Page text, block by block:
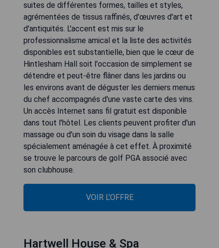
suites de différentes formes, tailles et styles,
agrémentées de tissus raffinés, d'œuvres d'art et
d'antiquités. L'accent est mis sur le
professionnalisme amical et la liste des activités
disponibles est substantielle, bien que le cœur de
Hintlesham Hall soit l'occasion de simplement se
détendre et peut-être flâner dans les jardins ou
les environs avant de déguster les derniers menus
du chef accompagnés d'une vaste carte des vins.
Un accès Internet sans fil gratuit est disponible
dans tout l'hôtel. Les clients peuvent profiter d'un
massage ou d'un soin du visage dans la salle
spécialement aménagée à cet effet. À proximité
se trouve le parcours de golf PGA associé avec
son clubhouse.
VOIR L'OFFRE
Hartwell House & Spa